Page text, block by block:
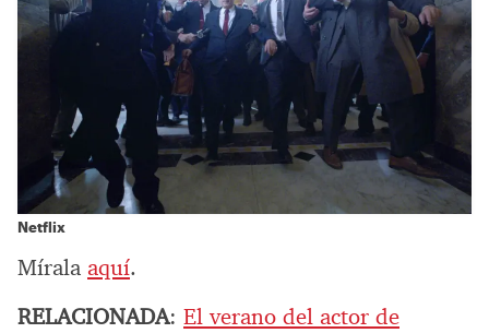
Netflix
Mírala aquí.
RELACIONADA: El verano del actor de